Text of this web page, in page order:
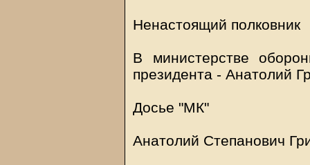
Ненастоящий полковник
В министерстве
президента - Анатолий
Досье "МК"
Анатолий Степанович